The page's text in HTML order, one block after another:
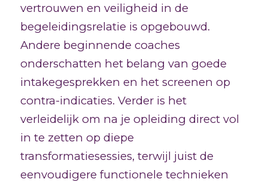
vertrouwen en veiligheid in de
begeleidingsrelatie is opgebouwd.
Andere beginnende coaches
onderschatten het belang van goede
intakegesprekken en het screenen op
contra-indicaties. Verder is het
verleidelijk om na je opleiding direct vol
in te zetten op diepe
transformatiesessies, terwijl juist de
eenvoudigere functionele technieken